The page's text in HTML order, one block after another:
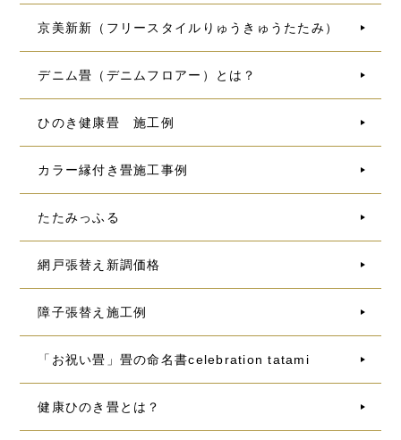
京美新新（フリースタイルりゅうきゅうたたみ）
デニム畳（デニムフロアー）とは？
ひのき健康畳 施工例
カラー縁付き畳施工事例
たたみっふる
網戸張替え新調価格
障子張替え施工例
「お祝い畳」畳の命名書celebration tatami
健康ひのき畳とは？